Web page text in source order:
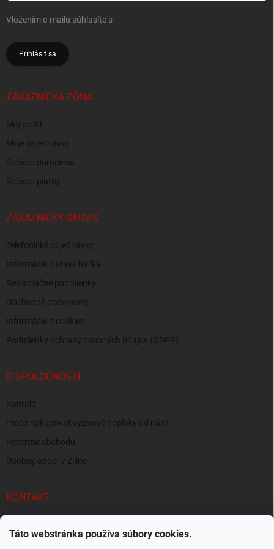
Táto webstránka používa súbory cookies.
Vložením e-mailu súhlasíte s
Prihlásiť sa
ZÁKAZNÍCKA ZÓNA
Môj profil
Moje objednávky
Spôsob doručenia
Spôsob platby
ZÁKAZNÍCKY SERVIS
Telefonické objednávky
Informácie o stave balíka
Reklamačné podmienky
Obchodné podmienky
Informácie o cookies
Podmienky ochrany osobných údajov (GDPR)
O SPOLOČNOSTI
Kontakt
Prečo nakupovať výživové doplnky od nás?
Recenzie obchodu
Osobný odber v Žiline
KONTAKT